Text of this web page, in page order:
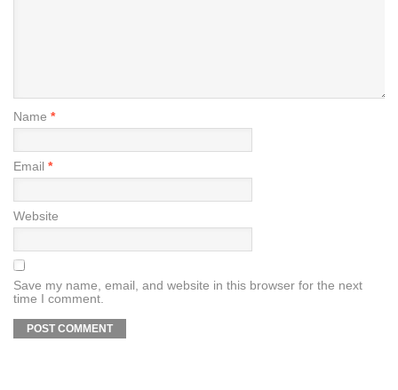
Name *
Email *
Website
Save my name, email, and website in this browser for the next
time I comment.